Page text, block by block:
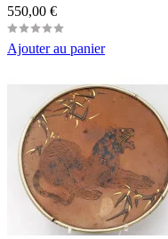
Prix
550,00 €
Ajouter au panier